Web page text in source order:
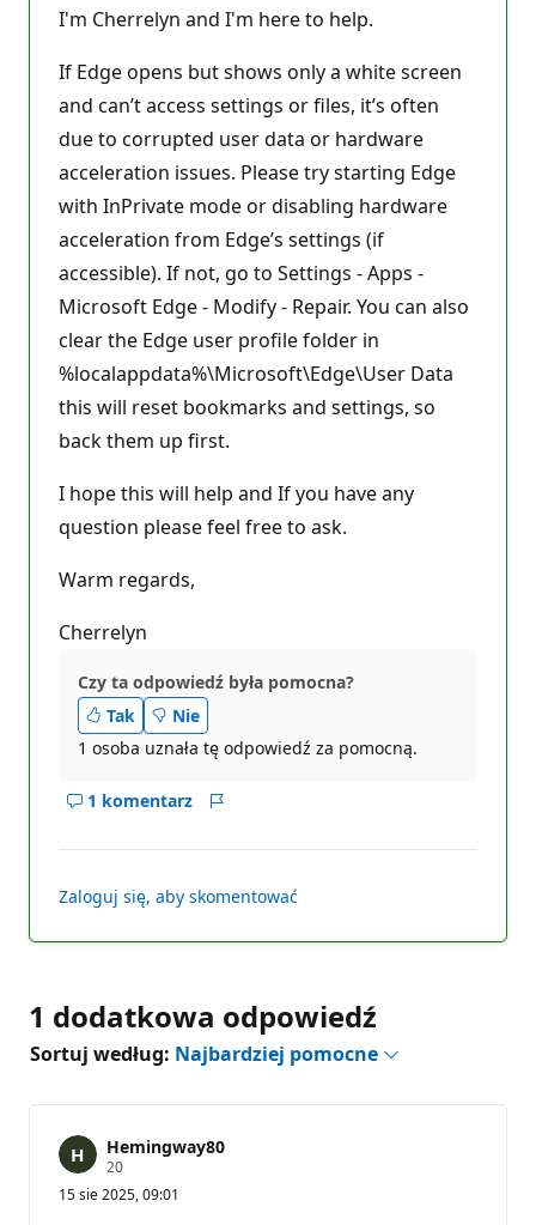
e
p
t
a
c
i
I'm Cherrelyn and I'm here to help.
If Edge opens but shows only a white screen
and can’t access settings or files, it’s often
due to corrupted user data or hardware
acceleration issues. Please try starting Edge
with InPrivate mode or disabling hardware
acceleration from Edge’s settings (if
accessible). If not, go to Settings - Apps -
Microsoft Edge - Modify - Repair. You can also
clear the Edge user profile folder in
%localappdata%\Microsoft\Edge\User Data
this will reset bookmarks and settings, so
back them up first.
I hope this will help and If you have any
question please feel free to ask.
Warm regards,
Cherrelyn
Czy ta odpowiedź była pomocna?
Tak
Nie
1 osoba uznała tę odpowiedź za pomocną.
1 komentarz
Pokaż
tej
zawartości
typu
Zaloguj się, aby skomentować
1 dodatkowa odpowiedź
Sortuj według: Najbardziej pomocne
Hemingway80
20P
n
15 sie 2025, 09:01